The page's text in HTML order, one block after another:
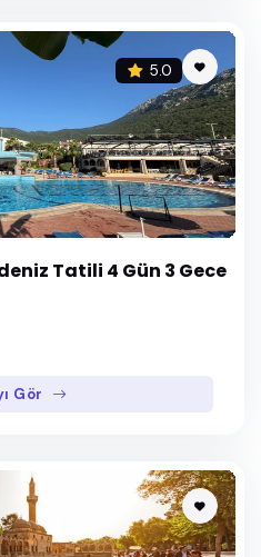
5.0
Tatili 4 Gün 3 Gece
Gör